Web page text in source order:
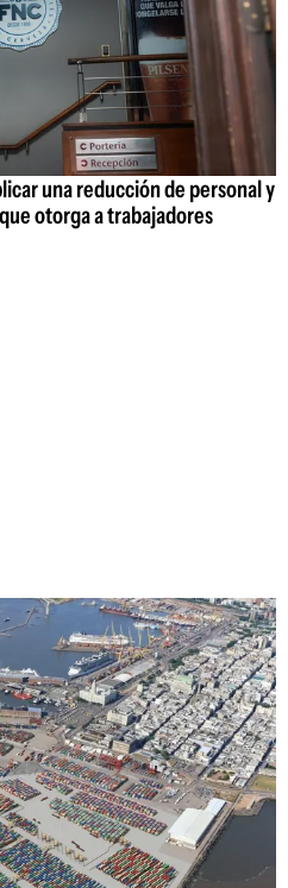
una reducción de personal y
otorga a trabajadores